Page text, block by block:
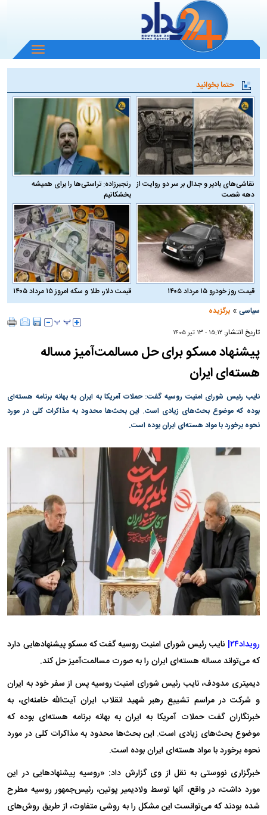
باز
و
منو
حتما بخوانید
نقاشی‌های بادپر و جدال بر سر دو روایت از
دهه شصت
رنجبرزاده: تراستی‌ها را برای همیشه
بخشکانیم
قیمت روز خودرو ۱۵ مرداد ۱۴۰۵
قیمت دلار، طلا و سکه امروز ۱۵ مرداد ۱۴۰۵
سیاسی »برگزیده
تاریخ انتشار:۱۵:۱۲ - ۱۳ تير ۱۴۰۵
پیشنهاد مسکو برای حل مسالمت‌آمیز مساله
هسته‌ای ایران
نایب رئیس شورای امنیت روسیه گفت: حملات آمریکا به ایران به بهانه برنامه هسته‌ای
بوده که موضوع بحث‌های زیادی است. این بحث‌ها محدود به مذاکرات کلی در مورد
نحوه برخورد با مواد هسته‌ای ایران بوده است.
رویداد۲۴|
نایب رئیس شورای امنیت روسیه گفت که مسکو پیشنهاد‌هایی دارد
که می‌تواند مساله هسته‌ای ایران را به صورت مسالمت‌آمیز حل کند.
دیمیتری مدودف، نایب رئیس شورای امنیت روسیه پس از سفر خود به ایران
و شرکت در مراسم تشییع رهبر شهید انقلاب ایران آیت‌الله خامنه‌ای، به
خبرنگاران گفت حملات آمریکا به ایران به بهانه برنامه هسته‌ای بوده که
موضوع بحث‌های زیادی است. این بحث‌ها محدود به مذاکرات کلی در مورد
نحوه برخورد با مواد هسته‌ای ایران بوده است.
خبرگزاری نووستی به نقل از وی گزارش داد: «روسیه پیشنهاد‌هایی در این
مورد داشت، در واقع، آنها توسط ولادیمیر پوتین، رئیس‌جمهور روسیه مطرح
شده بودند که می‌توانست این مشکل را به روشی متفاوت، از طریق روش‌های